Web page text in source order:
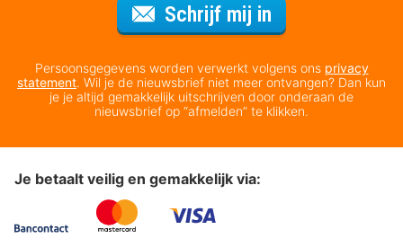
Schrijf mij in
Persoonsgegevens worden verwerkt volgens ons privacy
statement. Wil je de nieuwsbrief niet meer ontvangen? Dan kun
je je altijd gemakkelijk uitschrijven door onderaan de
nieuwsbrief op “afmelden” te klikken.
Je betaalt veilig en gemakkelijk via: